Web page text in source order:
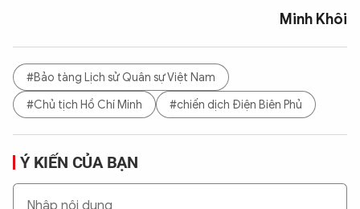
Minh Khôi
#Bảo tàng Lịch sử Quân sự Việt Nam
#Chủ tịch Hồ Chí Minh
#chiến dịch Điện Biên Phủ
Ý KIẾN CỦA BẠN